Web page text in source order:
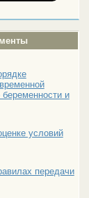
беременности и
условий
передачи